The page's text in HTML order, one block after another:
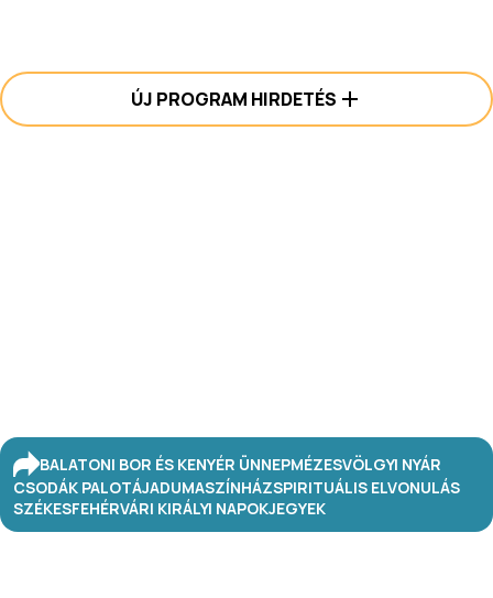
ÚJ PROGRAM HIRDETÉS
BALATONI BOR ÉS KENYÉR ÜNNEPMÉZESVÖLGYI NYÁR
CSODÁK PALOTÁJADUMASZÍNHÁZSPIRITUÁLIS ELVONULÁS
SZÉKESFEHÉRVÁRI KIRÁLYI NAPOKJEGYEK